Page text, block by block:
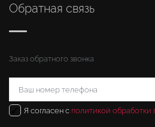
Обратная связь
Заказ обратного звонка
✓ Я согласен с политикой обработки